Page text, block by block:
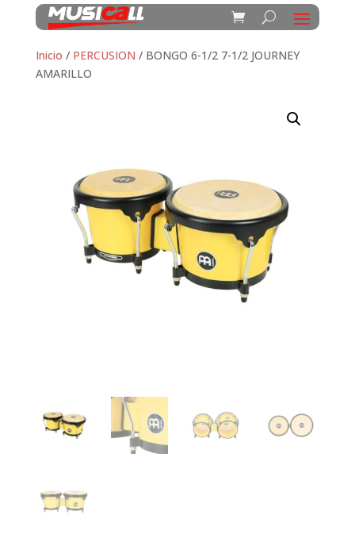
Inicio / PERCUSION / BONGO 6-1/2 7-1/2 JOURNEY
AMARILLO